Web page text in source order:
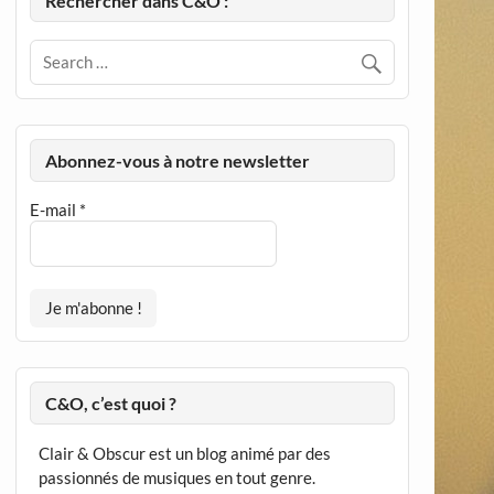
Abonnez-vous à notre newsletter
E-mail *
C&O, c’est quoi ?
Clair & Obscur est un blog animé par des
passionnés de musiques en tout genre.